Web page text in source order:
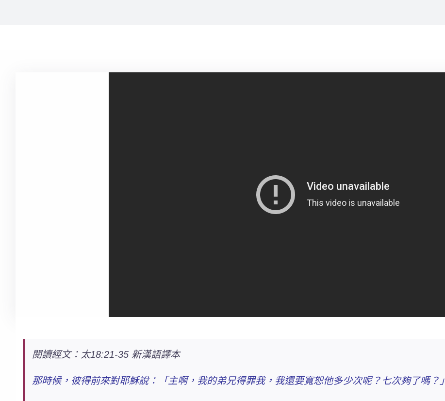
閱讀經文：太18:21-35 新漢語譯本
那時候，彼得前來對耶穌說：「主啊，我的弟兄得罪我，我還要寬恕他多少次呢？七次夠了嗎？」